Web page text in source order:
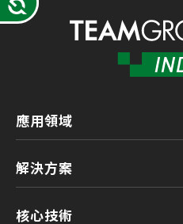
應用領域
解決方案
核心技術